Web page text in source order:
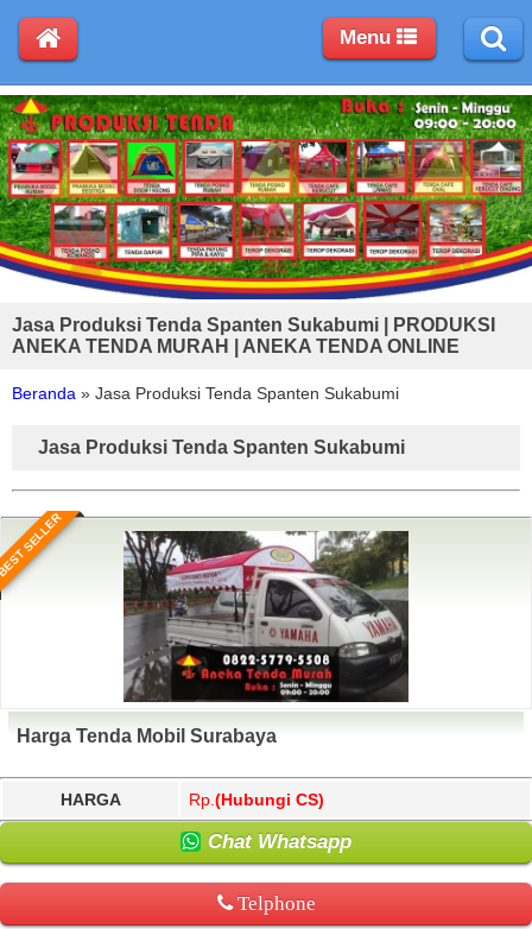
Jasa Produksi Tenda Spanten Sukabumi | PRODUKSI
ANEKA TENDA MURAH | ANEKA TENDA ONLINE
Beranda » Jasa Produksi Tenda Spanten Sukabumi
Jasa Produksi Tenda Spanten Sukabumi
SELLER
Harga Tenda Mobil Surabaya
HARGA Rp. (Hubungi CS)
Chat Whatsapp
Telphone
Menu